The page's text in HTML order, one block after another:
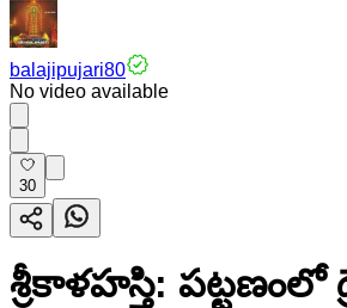
balajipujari80
No video available
30
శ్రీకాళహస్తి: పట్టణంలో